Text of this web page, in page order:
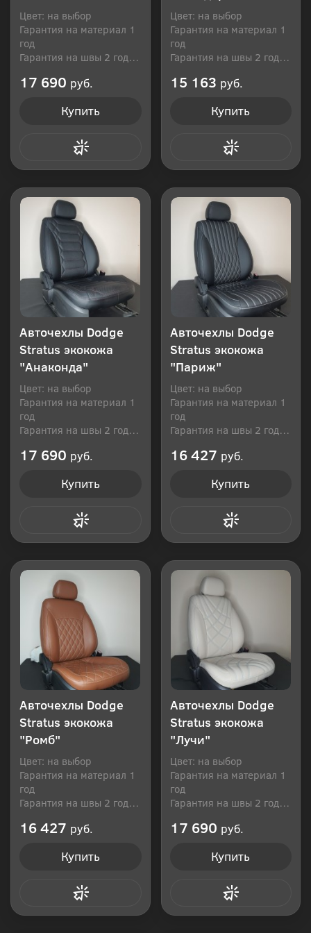
Цвет: на выбор
Гарантия на материал 1
год
Гарантия на швы 2 года
17 690 руб.
Купить
Цвет: на выбор
Гарантия на материал 1
год
Гарантия на швы 2 года
15 163 руб.
Купить
Авточехлы Dodge
Stratus экокожа
"Анаконда"
Цвет: на выбор
Гарантия на материал 1
год
Гарантия на швы 2 года
17 690 руб.
Купить
Авточехлы Dodge
Stratus экокожа
"Париж"
Цвет: на выбор
Гарантия на материал 1
год
Гарантия на швы 2 года
16 427 руб.
Купить
Авточехлы Dodge
Stratus экокожа
"Ромб"
Цвет: на выбор
Гарантия на материал 1
год
Гарантия на швы 2 года
16 427 руб.
Купить
Авточехлы Dodge
Stratus экокожа
"Лучи"
Цвет: на выбор
Гарантия на материал 1
год
Гарантия на швы 2 года
17 690 руб.
Купить